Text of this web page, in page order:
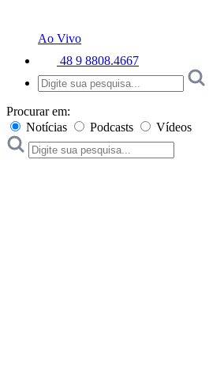
Ao Vivo
48 9 8808.4667
Procurar em:
Notícias
Podcasts Vídeos